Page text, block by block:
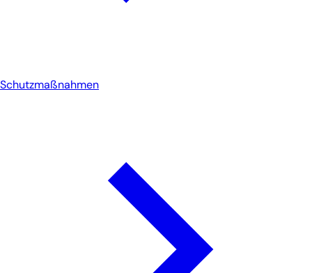
Schutzmaßnahmen